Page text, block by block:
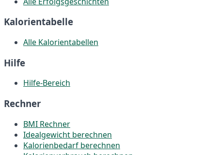
Kalorientabelle
Alle Kalorientabellen
Hilfe
Hilfe-Bereich
Rechner
BMI Rechner
Idealgewicht berechnen
Kalorienbedarf berechnen